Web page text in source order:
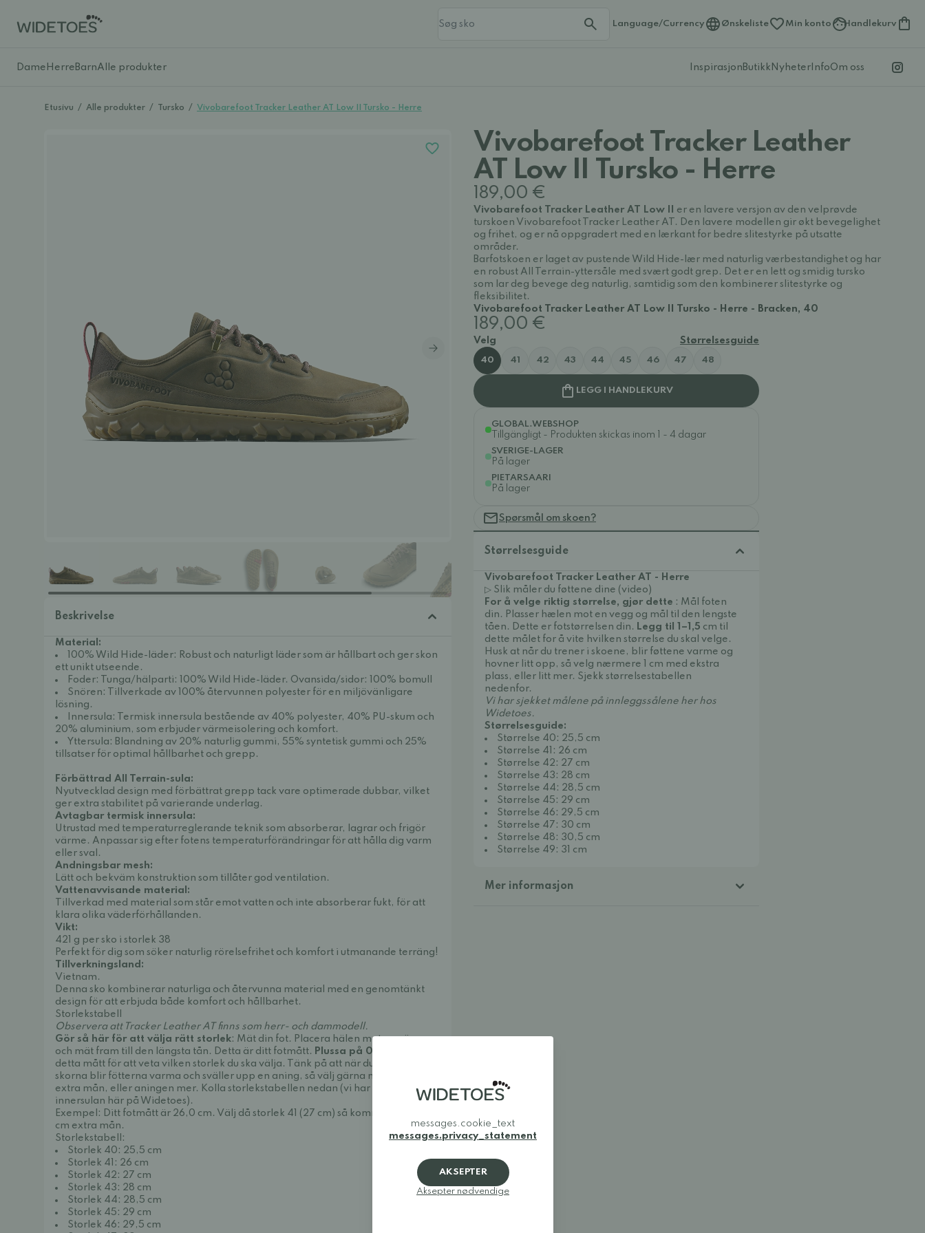
Language/Currency Ønskeliste Min konto Handlekurv
Dame Herre BarnAlle produkter Inspirasjon Butikk Nyheter InfoOm oss
Etusivu / Alle produkter / Tursko / Vivobarefoot Tracker Leather AT Low II Tursko - Herre
Beskrivelse
Material:
100% Wild Hide-läder: Robust och naturligt läder som är hållbart och ger skon
ett unikt utseende.
Foder: Tunga/hälparti: 100% Wild Hide-läder. Ovansida/sidor: 100% bomull
Snören: Tillverkade av 100% återvunnen polyester för en miljövänligare
lösning.
Innersula: Termisk innersula bestående av 40% polyester, 40% PU-skum och
20% aluminium, som erbjuder värmeisolering och komfort.
Yttersula: Blandning av 20% naturlig gummi, 55% syntetisk gummi och 25%
tillsatser för optimal hållbarhet och grepp.
Förbättrad All Terrain-sula:
Nyutvecklad design med förbättrat grepp tack vare optimerade dubbar, vilket
ger extra stabilitet på varierande underlag.
Avtagbar termisk innersula:
Utrustad med temperaturreglerande teknik som absorberar, lagrar och frigör
värme. Anpassar sig efter fotens temperaturförändringar för att hålla dig varm
eller sval.
Andningsbar mesh:
Lätt och bekväm konstruktion som tillåter god ventilation.
Vattenavvisande material:
Tillverkad med material som står emot vatten och inte absorberar fukt, för att
klara olika väderförhållanden.
Vikt:
421 g per sko i storlek 38
Perfekt för dig som söker naturlig rörelsefrihet och komfort i utmanande terräng!
Tillverkningsland:
Vietnam.
Denna sko kombinerar naturliga och återvunna material med en genomtänkt
design för att erbjuda både komfort och hållbarhet.
Storlekstabell
Observera att Tracker Leather AT finns som herr- och dammodell.
Gör så här för att välja rätt storlek: Mät din fot. Placera hälen mot en vägg
och mät fram till den längsta tån. Detta är ditt fotmått. Plussa på 0,6-1,5
detta mått för att veta vilken storlek du ska välja. Tänk på att när du tränar med
skorna blir fötterna varma och sväller upp en aning, så välj gärna närmare 1 cm i
extra mån, eller aningen mer. Kolla storlekstabellen nedan (vi har kontrollmätt
innersulan här på Widetoes).
Exempel: Ditt fotmått är 26,0 cm. Välj då storlek 41 (27 cm) så kommer du att ha 1
cm extra mån.
Storlekstabell:
Storlek 40: 25,5 cm
Storlek 41: 26 cm
Storlek 42: 27 cm
Storlek 43: 28 cm
Storlek 44: 28,5 cm
Storlek 45: 29 cm
Storlek 46: 29,5 cm
Vivobarefoot Tracker Leather
AT Low II Tursko - Herre
189,00 €
Vivobarefoot Tracker Leather AT Low II
er en lavere versjon av den velprøvde
turskoen Vivobarefoot Tracker Leather AT. Den lavere modellen gir økt bevegelighet
og frihet, og er nå oppgradert med en lærkant for bedre slitestyrke på utsatte
områder.
Barfotskoen er laget av pustende Wild Hide-lær med naturlig værbestandighet og har
en robust All Terrain-yttersåle med svært godt grep. Det er en lett og smidig tursko
som lar deg bevege deg naturlig, samtidig som den kombinerer slitestyrke og
fleksibilitet.
Vivobarefoot Tracker Leather AT Low II Tursko - Herre - Bracken, 40
189,00 €
Velg Størrelsesguide
40 41 42 43 44 45 46 47 48
LEGG I HANDLEKURV
GLOBAL.WEBSHOP
Tillgängligt - Produkten skickas inom 1 - 4 dagar
SVERIGE-LAGER
På lager
PIETARSAARI
På lager
Spørsmål om skoen?
Størrelsesguide
Vivobarefoot Tracker Leather AT - Herre
▷ Slik måler du føttene dine (video)
For å velge riktig størrelse, gjør dette : Mål foten
din. Plasser hælen mot en vegg og mål til den lengste
tåen. Dette er fotstørrelsen din. Legg til 1–1,5 cm til
dette målet for å vite hvilken størrelse du skal velge.
Husk at når du trener i skoene, blir føttene varme og
hovner litt opp, så velg nærmere 1 cm med ekstra
plass, eller litt mer. Sjekk størrelsestabellen
nedenfor.
Vi har sjekket målene på innleggssålene her hos
Widetoes.
Størrelsesguide:
Størrelse 40: 25,5 cm
Størrelse 41: 26 cm
Størrelse 42: 27 cm
Størrelse 43: 28 cm
Størrelse 44: 28,5 cm
Størrelse 45: 29 cm
Størrelse 46: 29,5 cm
Størrelse 47: 30 cm
Størrelse 48: 30,5 cm
Størrelse 49: 31 cm
Mer informasjon
messages.cookie_text
messages.privacy_statement
AKSEPTER
Aksepter nødvendige